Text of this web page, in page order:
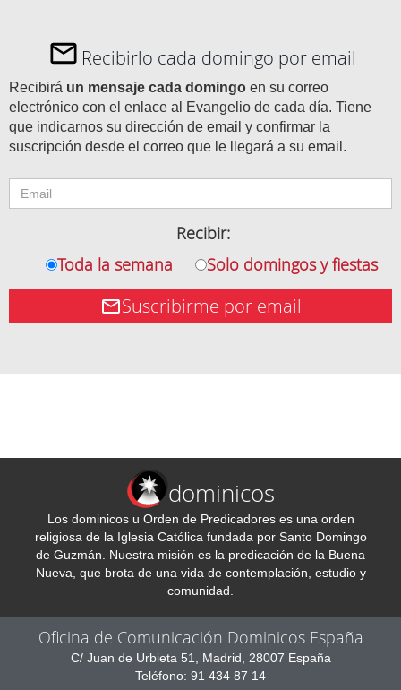
Recibirlo cada domingo por email
Recibirá un mensaje cada domingo en su correo
electrónico con el enlace al Evangelio de cada día. Tiene
que indicarnos su dirección de email y confirmar la
suscripción desde el correo que le llegará a su email.
Recibir:
Toda la semana
Solo domingos y fiestas
Suscribirme por email
dominicos
Los dominicos u Orden de Predicadores es una orden
religiosa de la Iglesia Católica fundada por Santo Domingo
de Guzmán. Nuestra misión es la predicación de la Buena
Nueva, que brota de una vida de contemplación, estudio y
comunidad.
Oficina de Comunicación Dominicos España
C/ Juan de Urbieta 51, Madrid, 28007 España
Teléfono: 91 434 87 14